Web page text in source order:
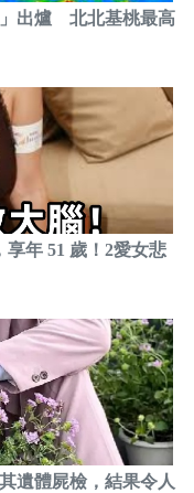
」出爐 北北基桃最高
年 51 歲！2愛女悲
遺體屍檢，結果令人